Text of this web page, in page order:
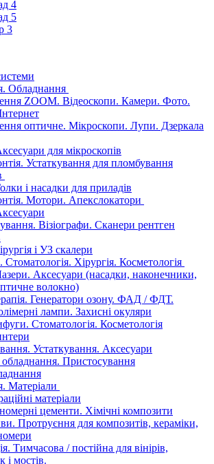
4
5
3
Обладнання
ZOOM. Відеоскопи. Камери. Фото.
оптичне. Мікроскопи. Лупи. Дзеркала
для мікроскопів
Устаткування для пломбування
і насадки для приладів
Мотори. Апекслокатори
Візіографи. Сканери рентген
і УЗ cкалери
Стоматологія. Хірургія. Косметологія
Аксесуари (насадки, наконечники,
волокно)
Генератори озону. ФАД / ФДТ.
лампи. Захисні окуляри
Стоматологія. Косметологія
Устаткування. Аксесуари
обладнання. Пристосування
Матеріали
матеріали
цементи. Хімічні композити
Протруєння для композитів, кераміки,
Тимчасова / постійна для вінірів,
і мостів.